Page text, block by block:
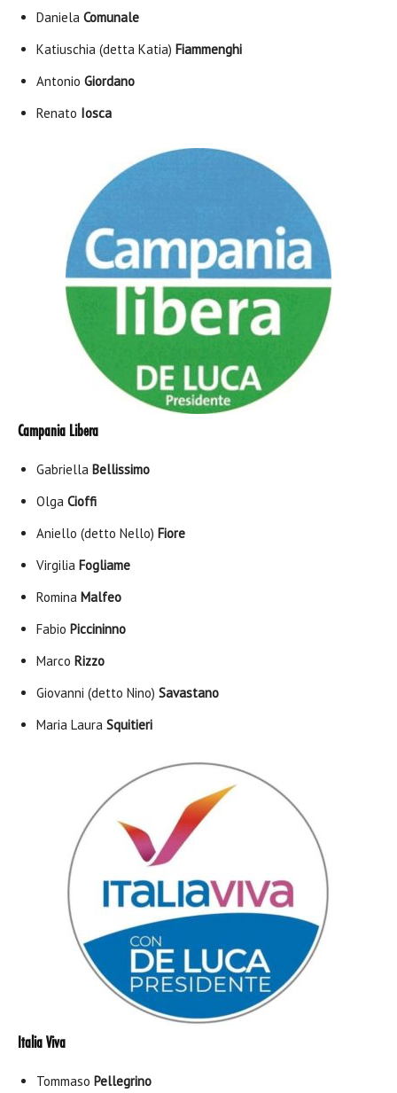
Daniela Comunale
Katiuschia (detta Katia) Fiammenghi
Antonio Giordano
Renato Iosca
Campania Libera
Gabriella Bellissimo
Olga Cioffi
Aniello (detto Nello) Fiore
Virgilia Fogliame
Romina Malfeo
Fabio Piccininno
Marco Rizzo
Giovanni (detto Nino) Savastano
Maria Laura Squitieri
Italia Viva
Tommaso Pellegrino